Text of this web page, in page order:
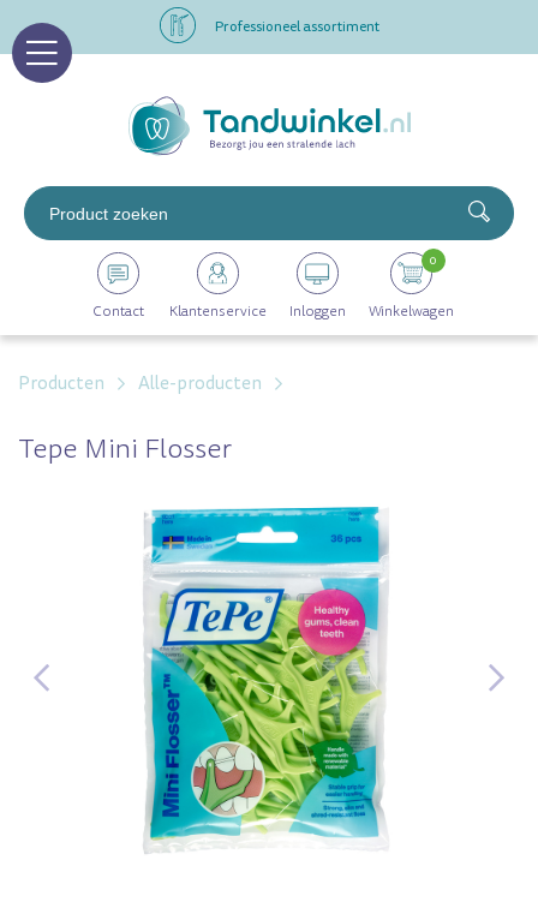
Professioneel assortiment
Op werkdagen voor 16.00 uur besteld, morgen in huis
Professioneel assortiment
Altijd op voorraad
Contact Klantenservice Inloggen Winkelwagen
0
Producten Alle-producten
Tepe Mini Flosser